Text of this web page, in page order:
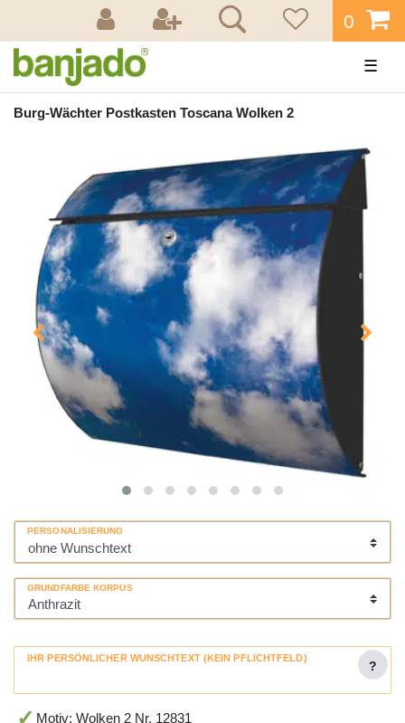
0
☰
Burg-Wächter Postkasten Toscana Wolken 2
PERSONALISIERUNG
GRUNDFARBE KORPUS
IHR PERSÖNLICHER WUNSCHTEXT (KEIN PFLICHTFELD)
?
Motiv: Wolken 2 Nr. 12831